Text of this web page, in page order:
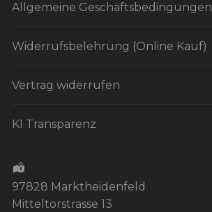
Allgemeine Geschäftsbedingungen
Widerrufsbelehrung (Online Kauf)
Vertrag widerrufen
KI Transparenz
97828 Marktheidenfeld
Mitteltorstrasse 13